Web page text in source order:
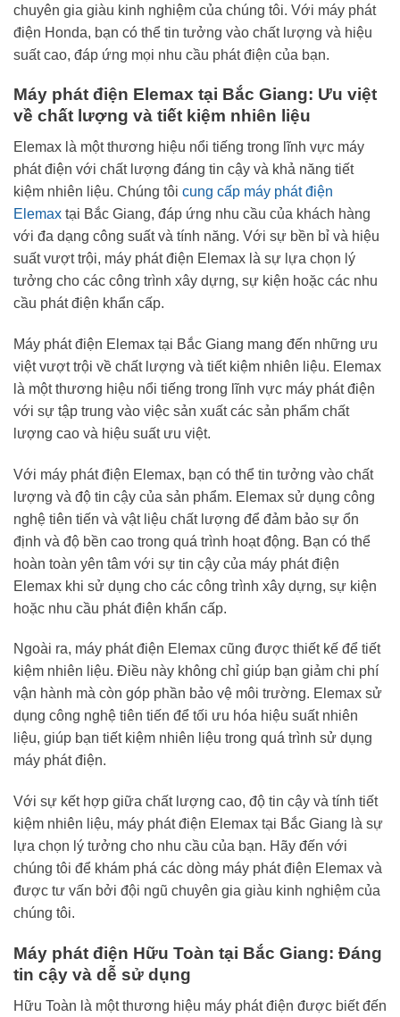
chuyên gia giàu kinh nghiệm của chúng tôi. Với máy phát
điện Honda, bạn có thể tin tưởng vào chất lượng và hiệu
suất cao, đáp ứng mọi nhu cầu phát điện của bạn.
Máy phát điện Elemax tại Bắc Giang: Ưu việt
về chất lượng và tiết kiệm nhiên liệu
Elemax là một thương hiệu nổi tiếng trong lĩnh vực máy
phát điện với chất lượng đáng tin cậy và khả năng tiết
kiệm nhiên liệu. Chúng tôi cung cấp máy phát điện
Elemax tại Bắc Giang, đáp ứng nhu cầu của khách hàng
với đa dạng công suất và tính năng. Với sự bền bỉ và hiệu
suất vượt trội, máy phát điện Elemax là sự lựa chọn lý
tưởng cho các công trình xây dựng, sự kiện hoặc các nhu
cầu phát điện khẩn cấp.
Máy phát điện Elemax tại Bắc Giang mang đến những ưu
việt vượt trội về chất lượng và tiết kiệm nhiên liệu. Elemax
là một thương hiệu nổi tiếng trong lĩnh vực máy phát điện
với sự tập trung vào việc sản xuất các sản phẩm chất
lượng cao và hiệu suất ưu việt.
Với máy phát điện Elemax, bạn có thể tin tưởng vào chất
lượng và độ tin cậy của sản phẩm. Elemax sử dụng công
nghệ tiên tiến và vật liệu chất lượng để đảm bảo sự ổn
định và độ bền cao trong quá trình hoạt động. Bạn có thể
hoàn toàn yên tâm với sự tin cậy của máy phát điện
Elemax khi sử dụng cho các công trình xây dựng, sự kiện
hoặc nhu cầu phát điện khẩn cấp.
Ngoài ra, máy phát điện Elemax cũng được thiết kế để tiết
kiệm nhiên liệu. Điều này không chỉ giúp bạn giảm chi phí
vận hành mà còn góp phần bảo vệ môi trường. Elemax sử
dụng công nghệ tiên tiến để tối ưu hóa hiệu suất nhiên
liệu, giúp bạn tiết kiệm nhiên liệu trong quá trình sử dụng
máy phát điện.
Với sự kết hợp giữa chất lượng cao, độ tin cậy và tính tiết
kiệm nhiên liệu, máy phát điện Elemax tại Bắc Giang là sự
lựa chọn lý tưởng cho nhu cầu của bạn. Hãy đến với
chúng tôi để khám phá các dòng máy phát điện Elemax và
được tư vấn bởi đội ngũ chuyên gia giàu kinh nghiệm của
chúng tôi.
Máy phát điện Hữu Toàn tại Bắc Giang: Đáng
tin cậy và dễ sử dụng
Hữu Toàn là một thương hiệu máy phát điện được biết đến